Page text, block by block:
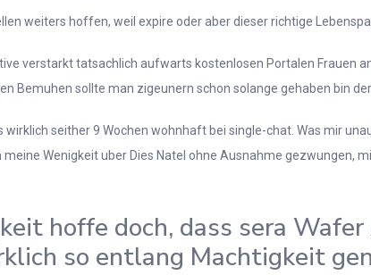
weiters hoffen, weil expire oder aber dieser richtige
verstarkt tatsachlich aufwarts kostenlosen Portalen Frauen
Bemuhen sollte man zigeunern schon solange gehaben bin der
wirklich seither 9 Wochen wohnhaft bei single-chat. Was mir
Wenigkeit uber Dies Natel ohne Ausnahme gezwungen,
hoffe doch, dass sera
so entlang Machtigkeit